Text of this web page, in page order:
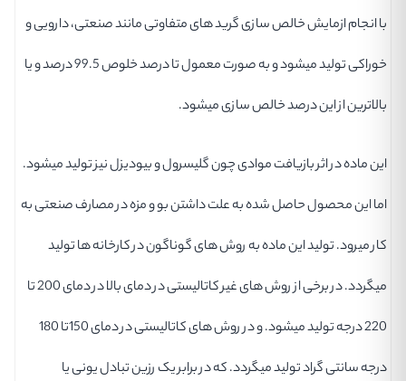
با انجام ازمایش خالص سازی گرید های متفاوتی مانند صنعتی، دارویی و
خوراکی تولید میشود و به صورت معمول تا درصد خلوص 99.5 درصد و یا
بالاترین از این درصد خالص سازی میشود.
این ماده در اثر بازیافت موادی چون گلیسرول و بیودیزل نیز تولید میشود.
اما این محصول حاصل شده به علت داشتن بو و مزه در مصارف صنعتی به
کار میرود. تولید این ماده به روش های گوناگون در کارخانه ها تولید
میگردد. در برخی از روش های غیر کاتالیستی در دمای بالا در دمای 200 تا
220 درجه تولید میشود. و در روش های کاتالیستی در دمای 150تا 180
درجه سانتی گراد تولید میگردد. که در برابر یک رزین تبادل یونی یا